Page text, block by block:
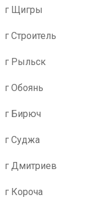
г Щигры
г Строитель
г Рыльск
г Обоянь
г Бирюч
г Суджа
г Дмитриев
г Короча